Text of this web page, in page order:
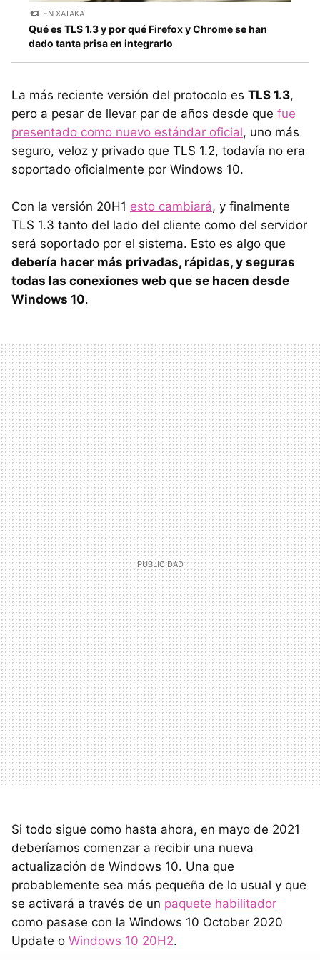
EN XATAKA
Qué es TLS 1.3 y por qué Firefox y Chrome se han
dado tanta prisa en integrarlo
La más reciente versión del protocolo es TLS 1.3,
pero a pesar de llevar par de años desde que fue
presentado como nuevo estándar oficial, uno más
seguro, veloz y privado que TLS 1.2, todavía no era
soportado oficialmente por Windows 10.
Con la versión 20H1 esto cambiará, y finalmente
TLS 1.3 tanto del lado del cliente como del servidor
será soportado por el sistema. Esto es algo que
debería hacer más privadas, rápidas, y seguras
todas las conexiones web que se hacen desde
Windows 10.
Si todo sigue como hasta ahora, en mayo de 2021
deberíamos comenzar a recibir una nueva
actualización de Windows 10. Una que
probablemente sea más pequeña de lo usual y que
se activará a través de un paquete habilitador
como pasase con la Windows 10 October 2020
Update o Windows 10 20H2.